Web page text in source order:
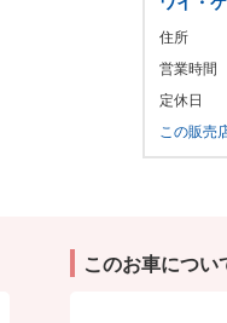
住所
営業時間
定休日
この販売
このお車につい